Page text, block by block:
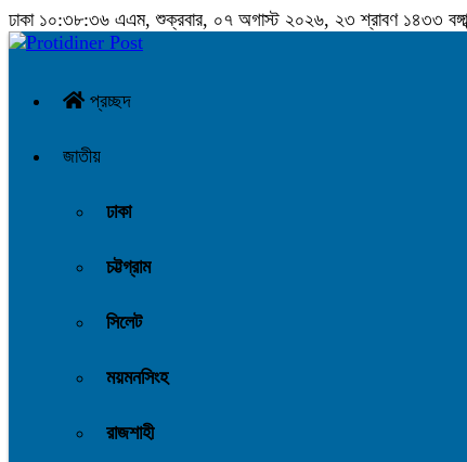
ঢাকা ১০:৩৮:৩৭ এএম, শুক্রবার, ০৭ অগাস্ট ২০২৬, ২৩ শ্রাবণ ১৪৩৩
প্রচ্ছদ
জাতীয়
ঢাকা
চট্টগ্রাম
সিলেট
ময়মনসিংহ
রাজশাহী